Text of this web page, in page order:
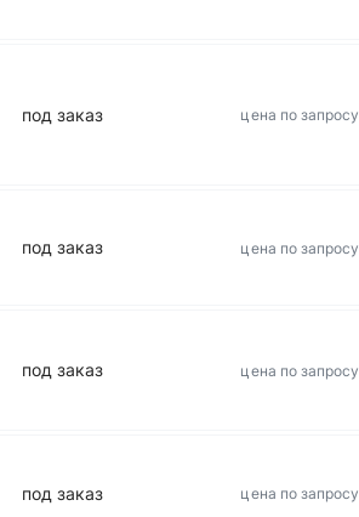
под заказ цена по запросу
под заказ цена по запросу
под заказ цена по запросу
под заказ цена по запросу